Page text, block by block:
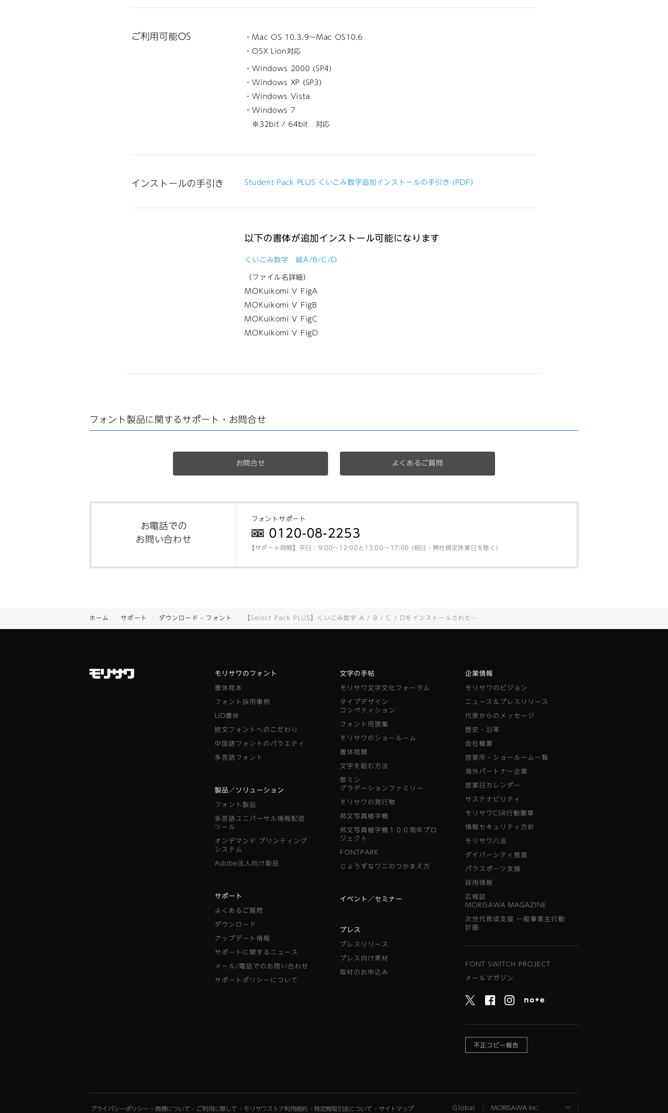
ご利用可能OS
・Mac OS 10.3.9～Mac OS10.6
・OSX Lion対応
・Windows 2000 (SP4)
・Windows XP (SP3)
・Windows Vista
・Windows 7
※32bit / 64bit 対応
インストールの手引き Student Pack PLUS くいこみ数字追加インストールの手引き (PDF)
以下の書体が追加インストール可能になります
くいこみ数字 縦A/B/C/D
（ファイル名詳細）
MOKuikomi V FigA
MOKuikomi V FigB
MOKuikomi V FigC
MOKuikomi V FigD
フォント製品に関する サポート・お問合せ
お問合せ よくあるご質問
お電話での
お問い合わせ
フォントサポート
0120-08-2253
【サポート時間】平日：9:00～12:00と13:00～17:00 (祝日・弊社規定休業日を除く)
ホーム サポート ダウンロード - フォント 【Select Pack PLUS】くいこみ数字 A / B / C / Dをインストールされたお客様へ、くいこみ数字 縦A / B / C / D無償提供のご案内 [2011.9.1]
モリサワのフォント
書体見本
フォント採用事例
UD書体
欧文フォントへのこだわり
中国語フォントのバラエティ
多言語フォント
製品／ソリューション
フォント製品
多言語ユニバーサル情報配信
ツール
オンデマンド プリンティング
システム
Adobe法人向け製品
サポート
よくあるご質問
ダウンロード
アップデート情報
サポートに関するニュース
メール/電話でのお問い合わせ
サポートポリシーについて
文字の手帖
モリサワ文字文化フォーラム
タイプデザイン
コンペティション
フォント用語集
モリサワのショールーム
書体見聞
文字を組む方法
黎ミン
グラデーションファミリー
モリサワの発行物
邦文写真植字機
邦文写真植字機１００周年プロ
ジェクト
FONTPARK
じょうずなワニのつかまえ方
イベント／セミナー
プレス
プレスリリース
プレス向け素材
取材のお申込み
企業情報
モリサワのビジョン
ニュース＆プレスリリース
代表からのメッセージ
歴史・沿革
会社概要
営業所・ショールーム一覧
海外パートナー企業
営業日カレンダー
サステナビリティ
モリサワCSR行動憲章
情報セキュリティ方針
モリサワ八法
ダイバーシティ推進
パラスポーツ支援
採用情報
広報誌
MORISAWA MAGAZINE
次世代育成支援 一般事業主行動
計画
FONT SWITCH PROJECT
メールマガジン
不正コピー報告
プライバシーポリシー 商標について ご利用に際して モリサワストア利用規約 特定商取引法について サイトマップ Global